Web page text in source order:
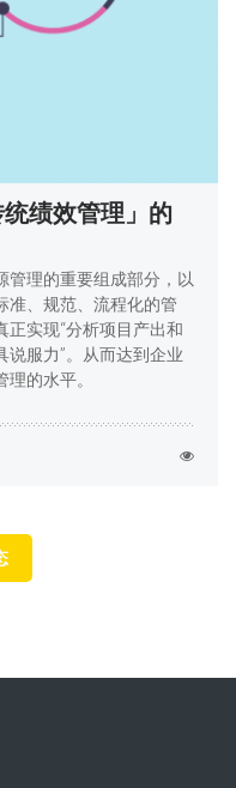
统绩效管理」的
管理的重要组成部分，以
准、规范、流程化的管
实现“分析项目产出和
服力”。从而达到企业
的水平。